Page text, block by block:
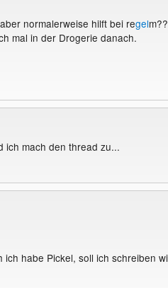
normalerweise hilft bei regelm??
mal in der Drogerie danach.
ich mach den thread zu...
habe Pickel, soll ich schreiben